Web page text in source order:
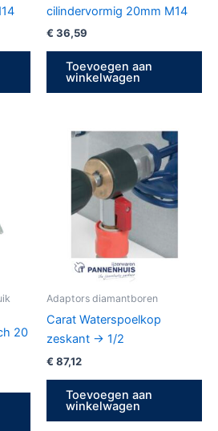
cilindervormig 20mm M14
€ 36,59
Toevoegen aan
winkelwagen
20
Adaptors diamantboren
Carat Waterspoelkop
zeskant -> 1/2
€ 87,12
Toevoegen aan
winkelwagen